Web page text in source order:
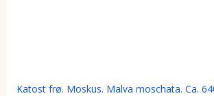
Katost frø. Moskus. Malva moschata. Ca.